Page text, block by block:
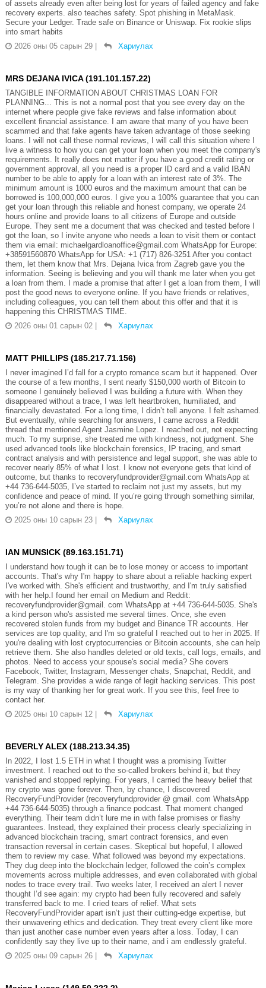
of assets already even after being lost for years of failed agency and fake
recovery experts. also teaches safety. Spot phishing in MetaMask.
Secure your Ledger. Trade safe on Binance or Uniswap. Fix rookie slips
into smart habits
2026 оны 05 сарын 29
Хариулах
MRS DEJANA IVICA (191.101.157.22)
TANGIBLE INFORMATION ABOUT CHRISTMAS LOAN FOR
PLANNING... This is not a normal post that you see every day on the
internet where people give fake reviews and false information about
excellent financial assistance. I am aware that many of you have been
scammed and that fake agents have taken advantage of those seeking
loans. I will not call these normal reviews, I will call this situation where I
live a witness to how you can get your loan when you meet the company's
requirements. It really does not matter if you have a good credit rating or
government approval, all you need is a proper ID card and a valid IBAN
number to be able to apply for a loan with an interest rate of 3%. The
minimum amount is 1000 euros and the maximum amount that can be
borrowed is 100,000,000 euros. I give you a 100% guarantee that you can
get your loan through this reliable and honest company, we operate 24
hours online and provide loans to all citizens of Europe and outside
Europe. They sent me a document that was checked and tested before I
got the loan, so I invite anyone who needs a loan to visit them or contact
them via email: michaelgardloanoffice@gmail.com WhatsApp for Europe:
+38591560870 WhatsApp for USA: +1 (717) 826-3251 After you contact
them, let them know that Mrs. Dejana Ivica from Zagreb gave you the
information. Seeing is believing and you will thank me later when you get
a loan from them. I made a promise that after I get a loan from them, I will
post the good news to everyone online. If you have friends or relatives,
including colleagues, you can tell them about this offer and that it is
happening this CHRISTMAS TIME.
2026 оны 01 сарын 02
Хариулах
MATT PHILLIPS (185.217.71.156)
I never imagined I’d fall for a crypto romance scam but it happened. Over
the course of a few months, I sent nearly $150,000 worth of Bitcoin to
someone I genuinely believed I was building a future with. When they
disappeared without a trace, I was left heartbroken, humiliated, and
financially devastated. For a long time, I didn’t tell anyone. I felt ashamed.
But eventually, while searching for answers, I came across a Reddit
thread that mentioned Agent Jasmine Lopez. I reached out, not expecting
much. To my surprise, she treated me with kindness, not judgment. She
used advanced tools like blockchain forensics, IP tracing, and smart
contract analysis and with persistence and legal support, she was able to
recover nearly 85% of what I lost. I know not everyone gets that kind of
outcome, but thanks to recoveryfundprovider@gmail.com WhatsApp at
+44 736-644-5035, I’ve started to reclaim not just my assets, but my
confidence and peace of mind. If you’re going through something similar,
you’re not alone and there is hope.
2025 оны 10 сарын 23
Хариулах
IAN MUNSICK (89.163.151.71)
I understand how tough it can be to lose money or access to important
accounts. That's why I'm happy to share about a reliable hacking expert
I've worked with. She's efficient and trustworthy, and I'm truly satisfied
with her help.I found her email on Medium and Reddit:
recoveryfundprovider@gmail. com WhatsApp at +44 736-644-5035. She's
a kind person who's assisted me several times. Once, she even
recovered stolen funds from my budget and Binance TR accounts. Her
services are top quality, and I'm so grateful I reached out to her in 2025. If
you're dealing with lost cryptocurrencies or Bitcoin accounts, she can help
retrieve them. She also handles deleted or old texts, call logs, emails, and
photos. Need to access your spouse's social media? She covers
Facebook, Twitter, Instagram, Messenger chats, Snapchat, Reddit, and
Telegram. She provides a wide range of legit hacking services. This post
is my way of thanking her for great work. If you see this, feel free to
contact her.
2025 оны 10 сарын 12
Хариулах
BEVERLY ALEX (188.213.34.35)
In 2022, I lost 1.5 ETH in what I thought was a promising Twitter
investment. I reached out to the so-called brokers behind it, but they
vanished and stopped replying. For years, I carried the heavy belief that
my crypto was gone forever. Then, by chance, I discovered
RecoveryFundProvider (recoveryfundprovider @ gmail. com WhatsApp
+44 736-644-5035) through a finance podcast. That moment changed
everything. Their team didn’t lure me in with false promises or flashy
guarantees. Instead, they explained their process clearly specializing in
advanced blockchain tracing, smart contract forensics, and even
transaction reversal in certain cases. Skeptical but hopeful, I allowed
them to review my case. What followed was beyond my expectations.
They dug deep into the blockchain ledger, followed the coin’s complex
movements across multiple addresses, and even collaborated with global
nodes to trace every trail. Two weeks later, I received an alert I never
thought I’d see again: my crypto had been fully recovered and safely
transferred back to me. I cried tears of relief. What sets
RecoveryFundProvider apart isn’t just their cutting-edge expertise, but
their unwavering ethics and dedication. They treat every client like more
than just another case number even years after a loss. Today, I can
confidently say they live up to their name, and i am endlessly grateful.
2025 оны 09 сарын 26
Хариулах